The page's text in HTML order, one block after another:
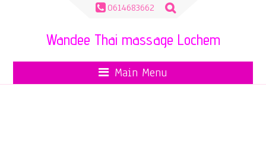
0614683662
Zoeken
naar:
Wandee Thai massage Lochem
Main Menu